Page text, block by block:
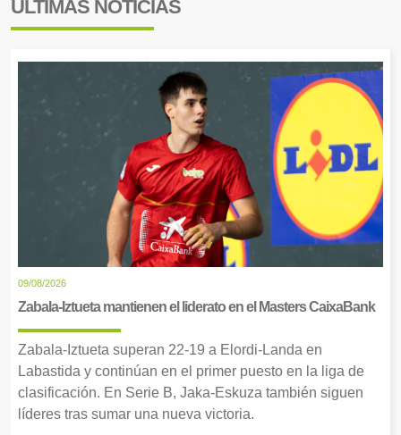
ÚLTIMAS NOTICIAS
09/08/2026
Zabala-Iztueta mantienen el liderato en el Masters CaixaBank
Zabala-Iztueta superan 22-19 a Elordi-Landa en
Labastida y continúan en el primer puesto en la liga de
clasificación. En Serie B, Jaka-Eskuza también siguen
líderes tras sumar una nueva victoria.